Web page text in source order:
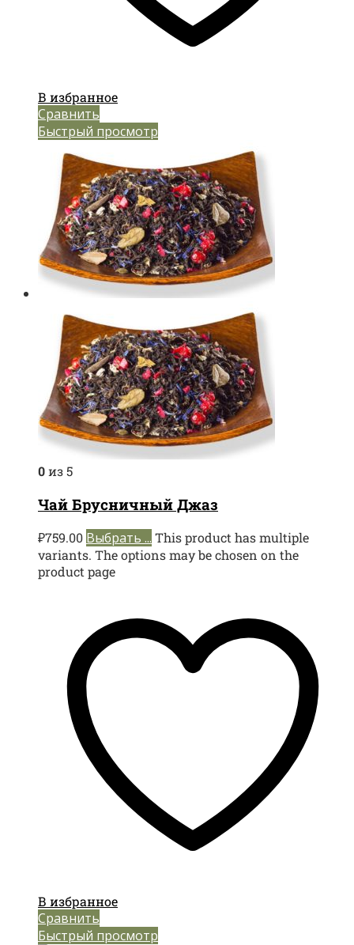
В избранное
Сравнить
Быстрый просмотр
0из 5
Чай Брусничный Джаз
₽759.00 Выбрать ... This product has multiple
variants. The options may be chosen on the
product page
В избранное
Сравнить
Быстрый просмотр